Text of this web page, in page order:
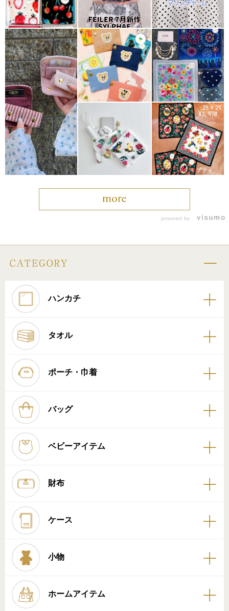
powered by
ハンカチ
タオル
ポーチ・巾着
バッグ
ベビーアイテム
財布
ケース
小物
ホームアイテム